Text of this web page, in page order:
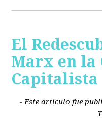
El
Marx en la
Capitalista
- Este artículo fue